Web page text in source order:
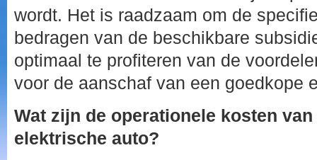
wordt. Het is raadzaam om de
bedragen van de beschikbare
optimaal te profiteren van de
voor de aanschaf van een goedkope
Wat zijn de operationele kosten
elektrische auto?